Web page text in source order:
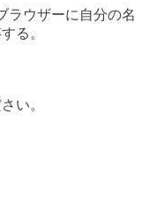
ラウザーに自分の名
る。
い。